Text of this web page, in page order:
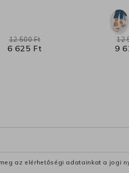
6 625 Ft
12 500 Ft
9
12
az elérhetőségi adatainkat a jogi